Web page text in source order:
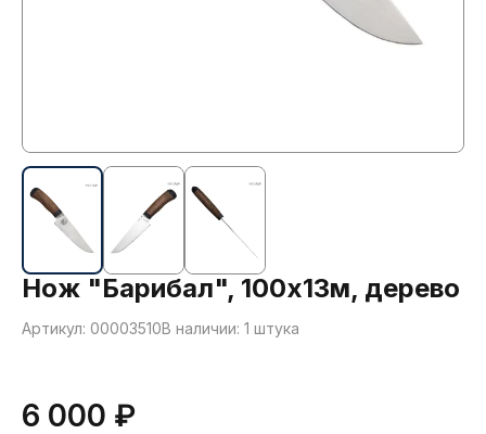
Нож "Барибал", 100х13м, дерево
Артикул: 00003510В наличии: 1 штука
6 000 ₽